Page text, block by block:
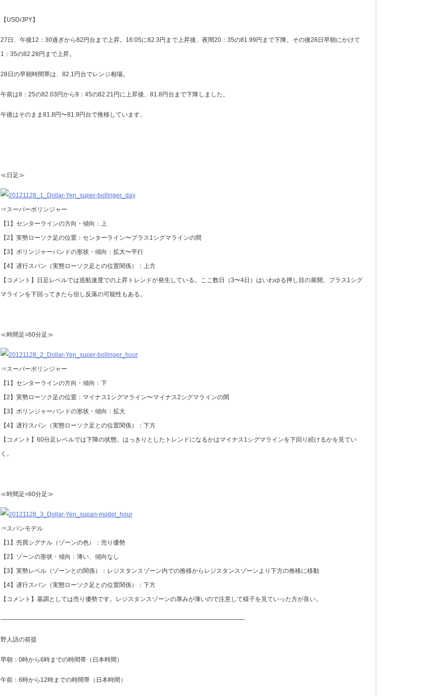
【USD/JPY】
27日、午後12：30過ぎから82円台まで上昇。16:05に82.3円まで上昇後、夜間20：35の81.99円まで下降。その後28日早朝にかけて
1：35の82.28円まで上昇。
28日の早朝時間帯は、82.1円台でレンジ相場。
午前は8：25の82.03円から9：45の82.21円に上昇後、81.8円台まで下降しました。
午後はそのまま81.8円〜81.9円台で推移しています。
≪日足≫
⇒スーパーボリンジャー
【1】センターラインの方向・傾向：上
【2】実勢ローソク足の位置：センターライン〜プラス1シグマラインの間
【3】ボリンジャーバンドの形状・傾向：拡大〜平行
【4】遅行スパン（実態ローソク足との位置関係）：上方
【コメント】日足レベルでは巡航速度での上昇トレンドが発生している。ここ数日（3〜4日）はいわゆる押し目の展開。プラス1シグ
マラインを下回ってきたら但し反落の可能性もある。
≪時間足=60分足≫
⇒スーパーボリンジャー
【1】センターラインの方向・傾向：下
【2】実勢ローソク足の位置：マイナス1シグマライン〜マイナス2シグマラインの間
【3】ボリンジャーバンドの形状・傾向：拡大
【4】遅行スパン（実態ローソク足との位置関係）：下方
【コメント】60分足レベルでは下降の状態。はっきりとしたトレンドになるかはマイナス1シグマラインを下回り続けるかを見てい
く。
≪時間足=60分足≫
⇒スパンモデル
【1】売買シグナル（ゾーンの色）：売り優勢
【2】ゾーンの形状・傾向：薄い、傾向なし
【3】実勢レベル（ゾーンとの関係）：レジスタンスゾーン内での推移からレジスタンスゾーンより下方の推移に移動
【4】遅行スパン（実態ローソク足との位置関係）：下方
【コメント】基調としては売り優勢です。レジスタンスゾーンの厚みが薄いので注意して様子を見ていった方が良い。
————————————————————————————————————————-
野人語の前提
早朝：0時から6時までの時間帯（日本時間）
午前：6時から12時までの時間帯（日本時間）